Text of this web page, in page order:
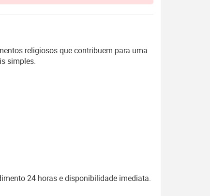
religiosos que contribuem para uma
simples.
24 horas e disponibilidade imediata.